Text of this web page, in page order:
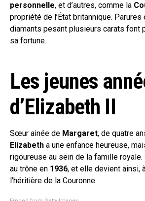
personnelle, et d’autres, comme la
propriété de l’État britannique.
diamants pesant plusieurs carats font
sa fortune.
Les jeunes
d’Elizabeth II
Sœur ainée de Margaret, de quatre
Elizabeth a une enfance heureuse,
rigoureuse au sein de la famille
au trône en 1936, et elle devient ainsi,
l’héritière de la Couronne.